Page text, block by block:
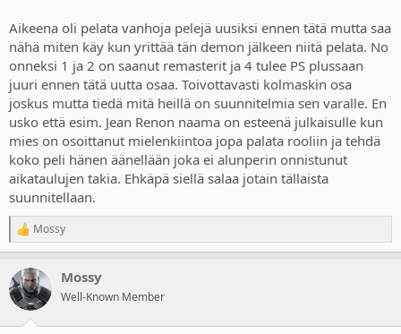
Aikeena oli pelata vanhoja pelejä uusiksi ennen tätä mutta saa
nähä miten käy kun yrittää tän demon jälkeen niitä pelata. No
onneksi 1 ja 2 on saanut remasterit ja 4 tulee PS plussaan
juuri ennen tätä uutta osaa. Toivottavasti kolmaskin osa
joskus mutta tiedä mitä heillä on suunnitelmia sen varalle. En
usko että esim. Jean Renon naama on esteenä julkaisulle kun
mies on osoittanut mielenkiintoa jopa palata rooliin ja tehdä
koko peli hänen äänellään joka ei alunperin onnistunut
aikataulujen takia. Ehkäpä siellä salaa jotain tällaista
suunnitellaan.
R
e
c
t
i
Mossy
Mossy
Well-Known Member